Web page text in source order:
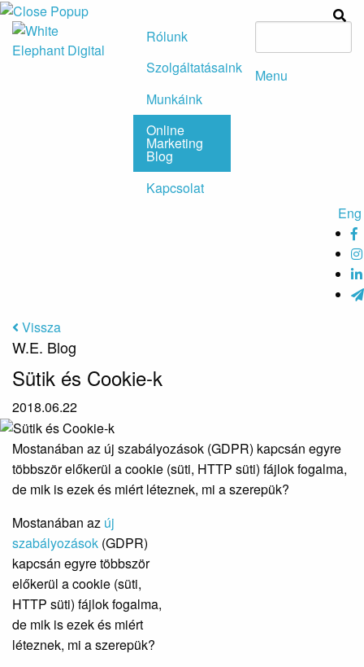
Rólunk
Szolgáltatásaink
Munkáink
Online
Marketing
Blog
Kapcsolat
Menu
Eng
Vissza
W.E. Blog
Sütik és Cookie-k
2018.06.22
Mostanában az új szabályozások (GDPR) kapcsán egyre
többször előkerül a cookie (süti, HTTP süti) fájlok fogalma,
de mik is ezek és miért léteznek, mi a szerepük?
Mostanában az új
szabályozások (GDPR)
kapcsán egyre többször
előkerül a cookie (süti,
HTTP süti) fájlok fogalma,
de mik is ezek és miért
léteznek, mi a szerepük?